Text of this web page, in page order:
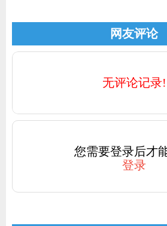
网友评论
无评论记录!
您需要登录后才
登录